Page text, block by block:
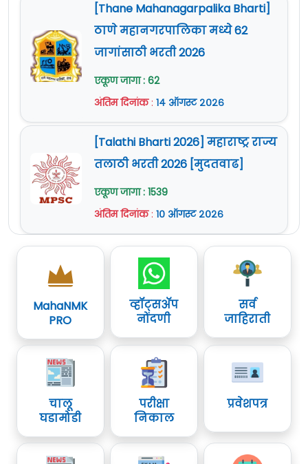
[Thane Mahanagarpalika Bharti]
ठाणे महानगरपालिका मध्ये 62
जागांसाठी भरती 2026
एकूण जागा : 62
अंतिम दिनांक: १४ ऑगस्ट २०२६
[Talathi Bharti 2026] महाराष्ट्र राज्य
तलाठी भरती 2026 [मुदतवाढ]
एकूण जागा : 1539
अंतिम दिनांक: १० ऑगस्ट २०२६
MahaNMK
PRO
व्हॉट्सॲप
नोंदणी
सर्व
जाहिराती
चालू
घडामोडी
परीक्षा
निकाल
प्रवेशपत्र